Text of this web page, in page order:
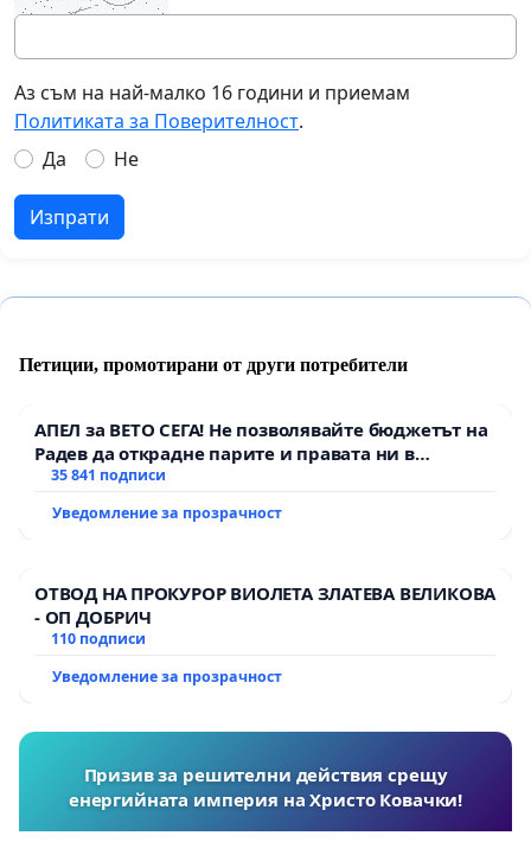
Аз съм на най-малко 16 години и приемам
Политиката за Поверителност.
Да
Не
Изпрати
Петиции, промотирани от други потребители
АПЕЛ за ВЕТО СЕГА! Не позволявайте бюджетът на
Радев да открадне парите и правата ни в
тъмното
35 841 подписи
Уведомление за прозрачност
ОТВОД НА ПРОКУРОР ВИОЛЕТА ЗЛАТЕВА ВЕЛИКОВА
- ОП ДОБРИЧ
110 подписи
Уведомление за прозрачност
Призив за решителни действия срещу
енергийната империя на Христо Ковачки!